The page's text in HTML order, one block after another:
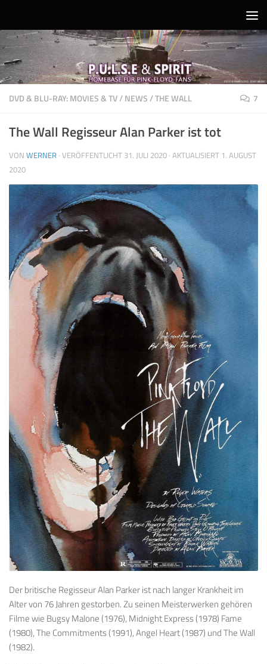
DVD & BLU-RAY: MOVIES & TV/NEWS/THE WALL 7
The Wall Regisseur Alan Parker ist tot
VON WERNER · VERÖFFENTLICHT 31. JULI 2020 · AKTUALISIERT 1. AUGUST
2020
Der britische Regisseur Alan Parker ist nach langer Krankheit im
Alter von 76 Jahren gestorben. Zu seinen Meisterwerken gehören
Filme wie Bugsy Malone (1976), Midnight Express (1978) Fame
(1980), The Commitments (1991), Angel Heart (1987) und The Wall
(1982).